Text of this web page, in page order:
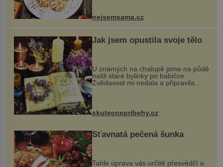
pokrmy, které rozhodně st...
nejsemsama.cz
Jak jsem opustila svoje tělo
U známých na chalupě jsme na půdě
našli staré bylinky po babičce.
Zvědavost mi nedala a připravila
jsem si z nich lektvar… Zimní pobyt
na chalupě se pro mě vlastní vinou
změnil v děsivý zážitek, na kt...
skutecnepribehy.cz
Šťavnatá pečená šunka
Tahle úprava vás určitě přesvědčí o